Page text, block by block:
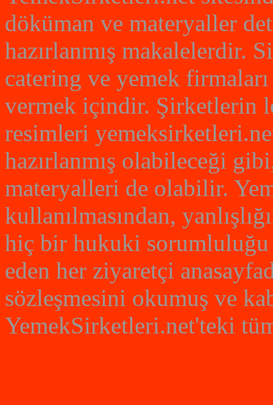
döküman ve materyaller
hazırlanmış makalelerdir.
catering ve yemek
vermek içindir. Şirketlerin
resimleri
hazırlanmış olabileceği
materyalleri de olabilir.
kullanılmasından,
hiç bir hukuki
eden her ziyaretçi
sözleşmesini okumuş ve
YemekSirketleri.net'teki